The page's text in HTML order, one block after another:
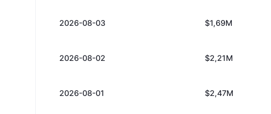
2026-08-03 $1,69M
2026-08-02 $2,21M
2026-08-01 $2,47M